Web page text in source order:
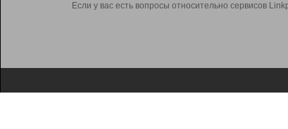
Если у вас есть вопросы относительно сервисов